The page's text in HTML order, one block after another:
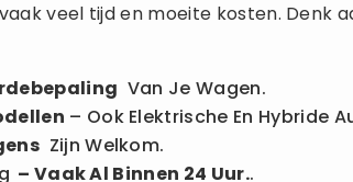
veel tijd en moeite kosten. Denk
Van Je Wagen.
– Ook Elektrische En Hybride
Zijn Welkom.
– Vaak Al Binnen 24 Uur..